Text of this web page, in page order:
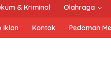
& Kriminal Olahraga
Iklan Kontak Pedoman